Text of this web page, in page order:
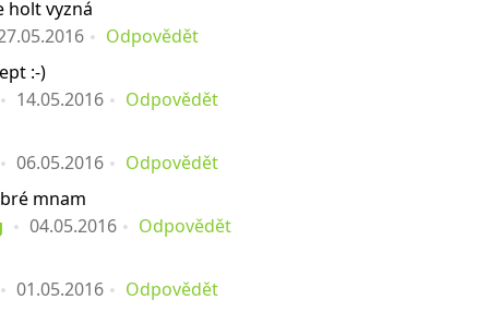
holt vyzná
Odpovědět
:-)
14.05.2016
Odpovědět
06.05.2016
Odpovědět
mnam
04.05.2016
Odpovědět
01.05.2016
Odpovědět